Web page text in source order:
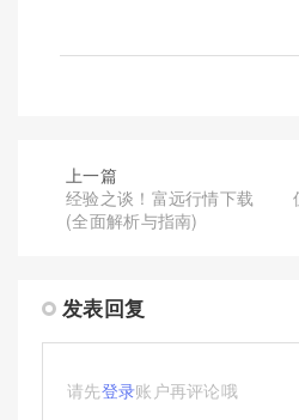
上一篇
经验之谈！富远行情下载
(全面解析与指南)
发表回复
请先登录账户再评论哦